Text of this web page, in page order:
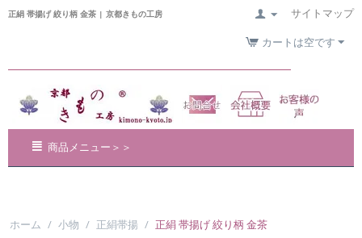
正絹 帯揚げ 絞り柄 金茶 | 京都きもの工房
サイトマップ
カートは空です
商品メニュー＞＞
ホーム / 小物 / 正絹帯揚 / 正絹 帯揚げ 絞り柄 金茶